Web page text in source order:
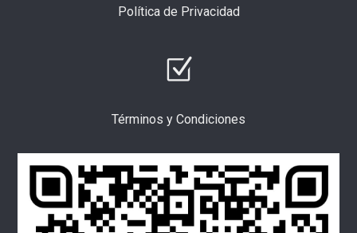
Política de Privacidad
Términos y Condiciones